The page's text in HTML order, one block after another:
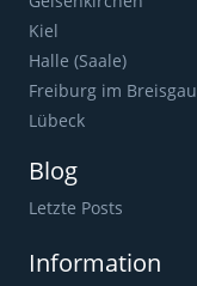
Kiel
Halle (Saale)
Freiburg im Breisgau
Lübeck
Blog
Letzte Posts
Information